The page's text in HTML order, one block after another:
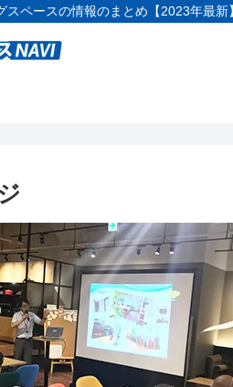
ペースの情報のまとめ【2023年最新】